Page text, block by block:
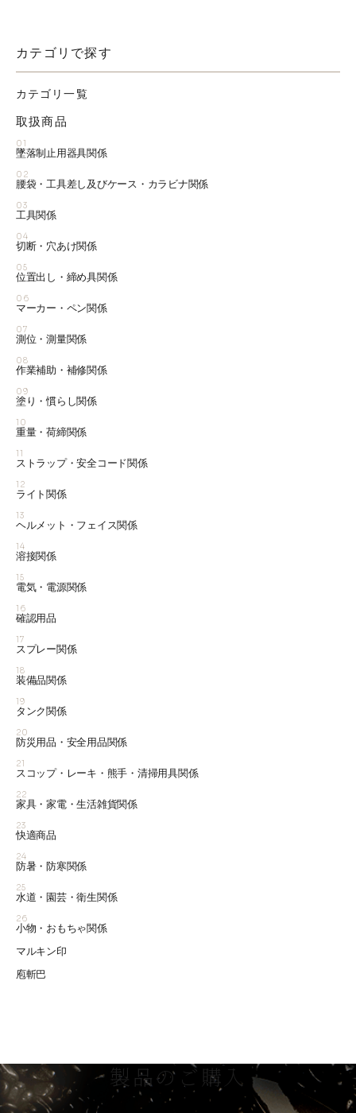
カテゴリで探す
カテゴリ一覧
取扱商品
01
墜落制止用器具関係
02
腰袋・工具差し及びケース・カラビナ関係
03
工具関係
04
切断・穴あけ関係
05
位置出し・締め具関係
06
マーカー・ペン関係
07
測位・測量関係
08
作業補助・補修関係
09
塗り・慣らし関係
10
重量・荷締関係
11
ストラップ・安全コード関係
12
ライト関係
13
ヘルメット・フェイス関係
14
溶接関係
15
電気・電源関係
16
確認用品
17
スプレー関係
18
装備品関係
19
タンク関係
20
防災用品・安全用品関係
21
スコップ・レーキ・熊手・清掃用具関係
22
家具・家電・生活雑貨関係
23
快適商品
24
防暑・防寒関係
25
水道・園芸・衛生関係
26
小物・おもちゃ関係
マルキン印
庖斬巴
製品のご購入